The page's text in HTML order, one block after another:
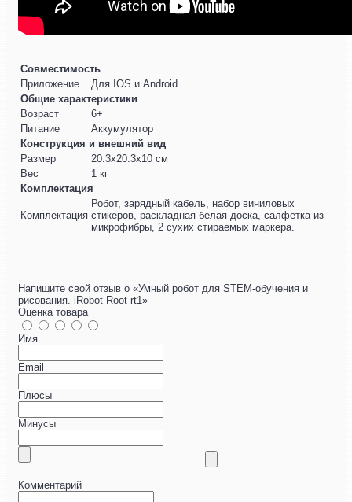
Совместимость
Приложение
Для IOS и Android.
Общие характеристики
Возраст
6+
Питание
Аккумулятор
Конструкция и внешний вид
Размер
20.3х20.3х10 см
Вес
1 кг
Комплектация
Комплектация
Робот, зарядный кабель, набор виниловых
стикеров, раскладная белая доска, салфетка из
микрофибры, 2 сухих стираемых маркера.
Напишите свой отзыв о «Умный робот для STEM-обучения и
рисования. iRobot Root rt1»
Оценка товара
Имя
Email
Плюсы
Минусы
Комментарий